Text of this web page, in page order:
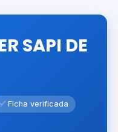
SAPI DE
Ficha verificada